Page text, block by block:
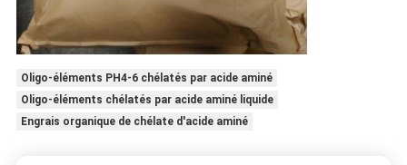
Oligo-éléments PH4-6 chélatés par acide aminé
Oligo-éléments chélatés par acide aminé liquide
Engrais organique de chélate d'acide aminé